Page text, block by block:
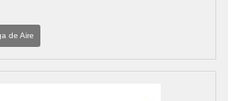
de Aire